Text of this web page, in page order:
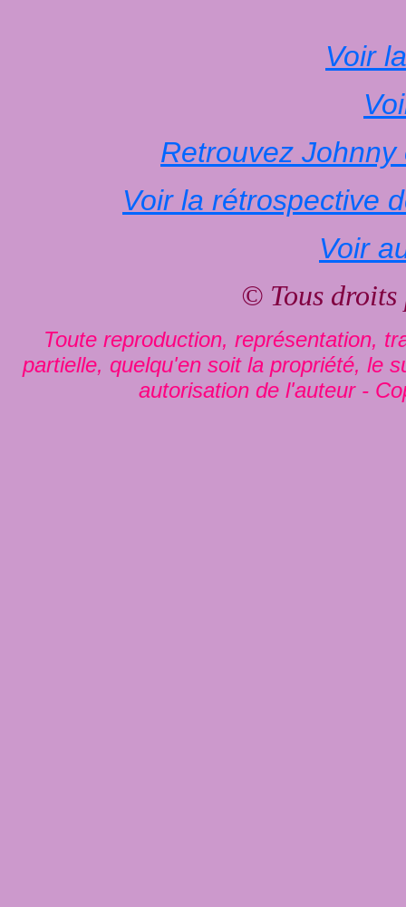
Voir
Retrouvez
Voir la rétrospective
Voir
© Tous droits
Toute reproduction, représentation,
partielle, quelqu'en soit la propriété, le
autorisation de l'auteur -